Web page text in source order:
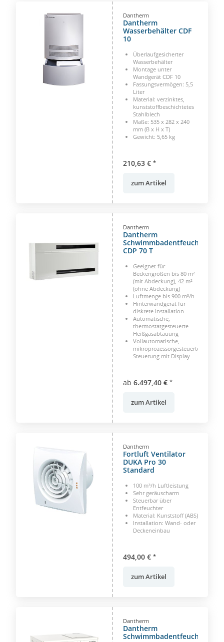
Dantherm
Dantherm
Wasserbehälter CDF
10
Überlaufgesicherter
Wasserbehälter
Montage unter
Wandgerät CDF 10
Fassungsvermögen: 5,5
Liter
Material: verzinktes,
kunststoffbeschichtetes
Stahlblech
Maße: 535 x 282 x 240
mm (B x H x T)
Gewicht: 5,65 kg
210,63 € *
zum Artikel
Dantherm
Dantherm
Schwimmbadentfeuchter
CDP 70 T
Geeignet für
Beckengrößen bis 80 m²
(mit Abdeckung), 42 m²
(ohne Abdeckung)
Luftmenge bis 900 m³/h
Hinterwandgerät für
diskrete Installation
Automatische,
thermostatgesteuerte
Heißgasabtauung
Vollautomatische,
mikroprozessorgesteuerte
Steuerung mit Display
ab 6.497,40 € *
zum Artikel
Dantherm
Fortluft Ventilator
DUKA Pro 30
Standard
100 m³/h Luftleistung
Sehr geräuscharm
Steuerbar über
Entfeuchter
Material: Kunststoff (ABS)
Installation: Wand- oder
Deckeneinbau
494,00 € *
zum Artikel
Dantherm
Dantherm
Schwimmbadentfeuchter